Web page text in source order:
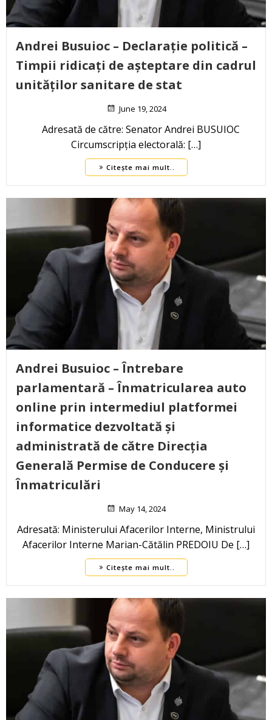
Andrei Busuioc – Declarație politică –
Timpii ridicați de așteptare din cadrul
unităților sanitare de stat
June 19, 2024
Adresată de către: Senator Andrei BUSUIOC
Circumscripția electorală: […]
Citește mai mult..
Andrei Busuioc – Întrebare
parlamentară – Înmatricularea auto
online prin intermediul platformei
informatice dezvoltată și
administrată de către Direcția
Generală Permise de Conducere și
Înmatriculări
May 14, 2024
Adresată: Ministerului Afacerilor Interne, Ministrului
Afacerilor Interne Marian-Cătălin PREDOIU De […]
Citește mai mult..